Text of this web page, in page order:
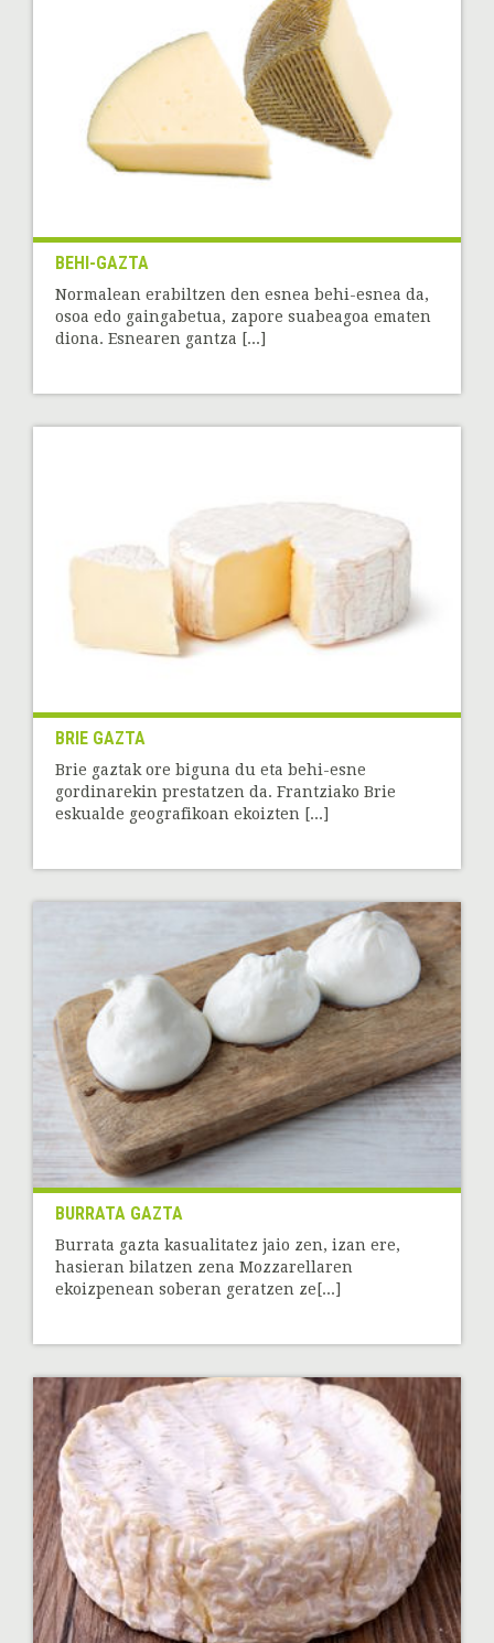
BEHI-GAZTA
Normalean erabiltzen den esnea behi-esnea da,
osoa edo gaingabetua, zapore suabeagoa ematen
diona. Esnearen gantza [...]
BRIE GAZTA
Brie gaztak ore biguna du eta behi-esne
gordinarekin prestatzen da. Frantziako Brie
eskualde geografikoan ekoizten [...]
BURRATA GAZTA
Burrata gazta kasualitatez jaio zen, izan ere,
hasieran bilatzen zena Mozzarellaren
ekoizpenean soberan geratzen ze[...]